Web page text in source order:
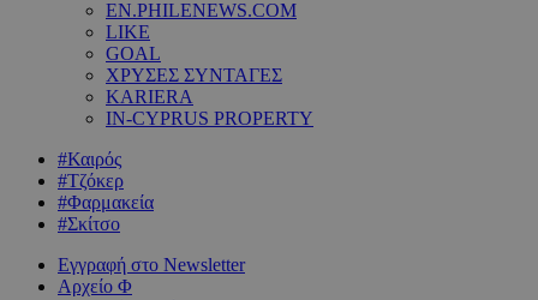
EN.PHILENEWS.COM
LIKE
GOAL
ΧΡΥΣΕΣ ΣΥΝΤΑΓΕΣ
KARIERA
IN-CYPRUS PROPERTY
#Καιρός
#Τζόκερ
#Φαρμακεία
#Σκίτσο
Εγγραφή στο Newsletter
Αρχείο Φ